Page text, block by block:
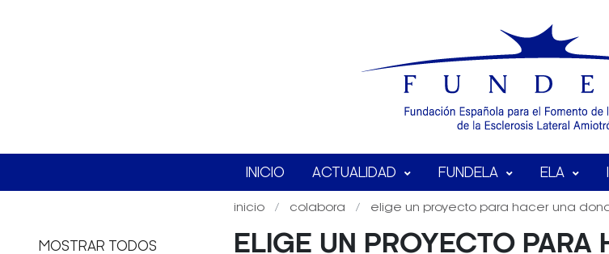
INICIO ACTUALIDAD FUNDELA ELA
inicio colabora elige un proyecto para hacer una
ELIGE UN PROYECTO PARA
MOSTRAR TODOS